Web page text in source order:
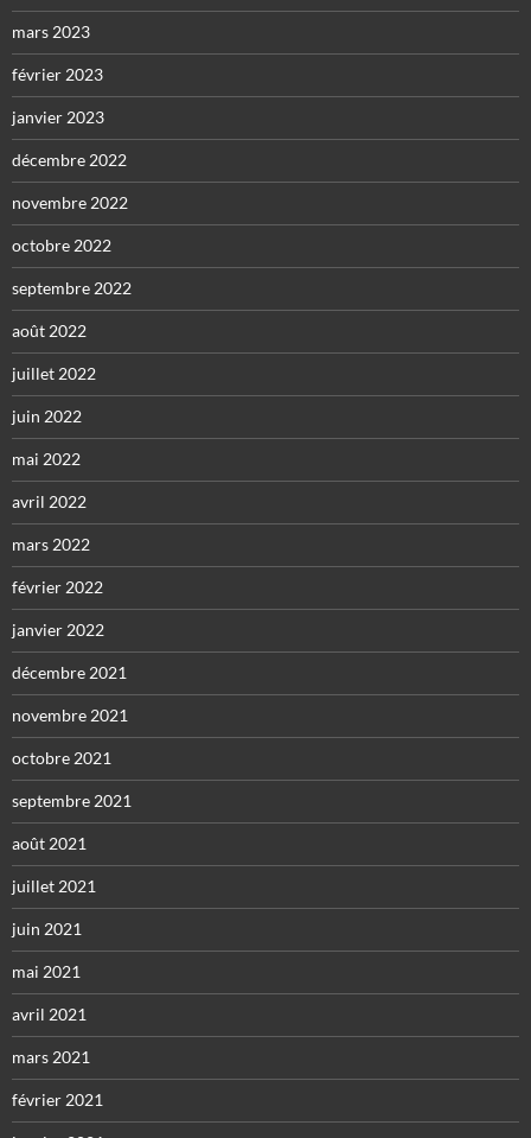
mars 2023
février 2023
janvier 2023
décembre 2022
novembre 2022
octobre 2022
septembre 2022
août 2022
juillet 2022
juin 2022
mai 2022
avril 2022
mars 2022
février 2022
janvier 2022
décembre 2021
novembre 2021
octobre 2021
septembre 2021
août 2021
juillet 2021
juin 2021
mai 2021
avril 2021
mars 2021
février 2021